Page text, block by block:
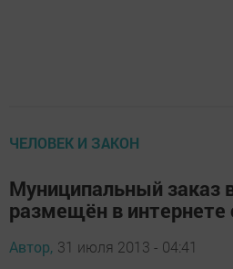
ЧЕЛОВЕК И ЗАКОН
Муниципальный заказ
размещён в
Автор, 31 июля 2013 - 04:41